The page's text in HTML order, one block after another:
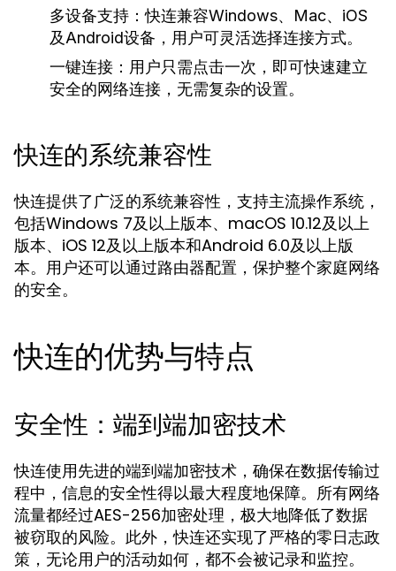
多设备支持：快连兼容Windows、Mac、iOS
及Android设备，用户可灵活选择连接方式。
一键连接： 用户只需点击一次，即可快速建立
安全的网络连接，无需复杂的设置。
快连的系统兼容性
快连提供了广泛的系统兼容性，支持主流操作系统，
包括Windows 7及以上版本、macOS 10.12及以上
版本、iOS 12及以上版本和Android 6.0及以上版
本。用户还可以通过路由器配置，保护整个家庭网络
的安全。
快连的优势与特点
安全性：端到端加密技术
快连使用先进的端到端加密技术，确保在数据传输过
程中，信息的安全性得以最大程度地保障。所有网络
流量都经过AES-256加密处理，极大地降低了数据
被窃取的风险。此外，快连还实现了严格的零日志政
策，无论用户的活动如何，都不会被记录和监控。